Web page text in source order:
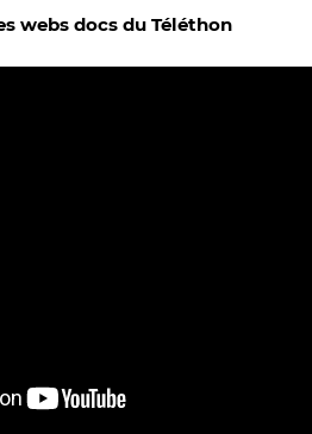
webs docs du Téléthon